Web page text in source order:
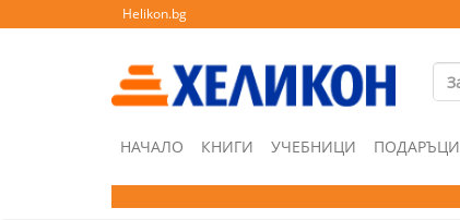
Helikon.bg
НАЧАЛО КНИГИ УЧЕБНИЦИ ПОДАРЪЦИ